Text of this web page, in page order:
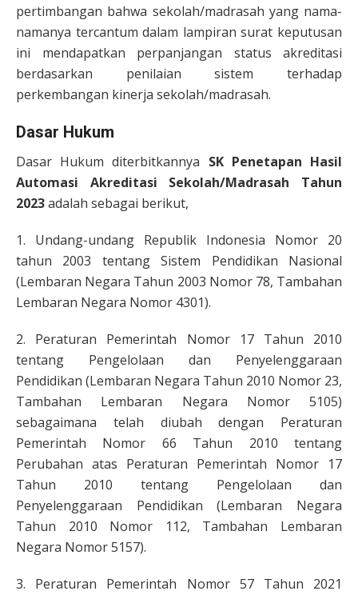
pertimbangan bahwa sekolah/madrasah yang nama-
namanya tercantum dalam lampiran surat keputusan
ini mendapatkan perpanjangan status akreditasi
berdasarkan penilaian sistem terhadap
perkembangan kinerja sekolah/madrasah.
Dasar Hukum
Dasar Hukum diterbitkannya SK Penetapan Hasil
Automasi Akreditasi Sekolah/Madrasah Tahun
2023adalah sebagai berikut,
1. Undang-undang Republik Indonesia Nomor 20
tahun 2003 tentang Sistem Pendidikan Nasional
(Lembaran Negara Tahun 2003 Nomor 78, Tambahan
Lembaran Negara Nomor 4301).
2. Peraturan Pemerintah Nomor 17 Tahun 2010
tentang Pengelolaan dan Penyelenggaraan
Pendidikan (Lembaran Negara Tahun 2010 Nomor 23,
Tambahan Lembaran Negara Nomor 5105)
sebagaimana telah diubah dengan Peraturan
Pemerintah Nomor 66 Tahun 2010 tentang
Perubahan atas Peraturan Pemerintah Nomor 17
Tahun 2010 tentang Pengelolaan dan
Penyelenggaraan Pendidikan (Lembaran Negara
Tahun 2010 Nomor 112, Tambahan Lembaran
Negara Nomor 5157).
3. Peraturan Pemerintah Nomor 57 Tahun 2021